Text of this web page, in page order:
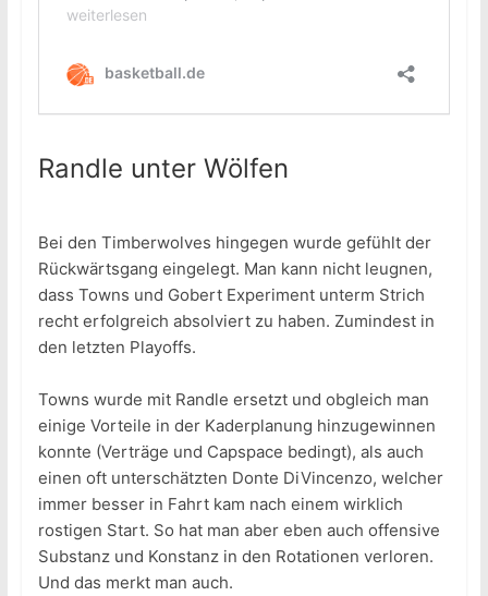
Randle unter Wölfen
Bei den Timberwolves hingegen wurde gefühlt der
Rückwärtsgang eingelegt. Man kann nicht leugnen,
dass Towns und Gobert Experiment unterm Strich
recht erfolgreich absolviert zu haben. Zumindest in
den letzten Playoffs.
Towns wurde mit Randle ersetzt und obgleich man
einige Vorteile in der Kaderplanung hinzugewinnen
konnte (Verträge und Capspace bedingt), als auch
einen oft unterschätzten Donte DiVincenzo, welcher
immer besser in Fahrt kam nach einem wirklich
rostigen Start. So hat man aber eben auch offensive
Substanz und Konstanz in den Rotationen verloren.
Und das merkt man auch.